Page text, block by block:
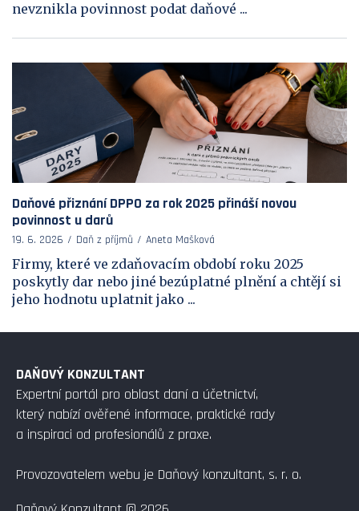
nevznikla povinnost podat daňové ...
Daňové přiznání DPPO za rok 2025 přináší novou
povinnost u darů
19. 6. 2026 Daň z příjmů Aneta Mašková
Firmy, které ve zdaňovacím období roku 2025
poskytly dar nebo jiné bezúplatné plnění a chtějí si
jeho hodnotu uplatnit jako ...
DAŇOVÝ KONZULTANT
Expertní portál pro oblast daní a účetnictví,
který nabízí ověřené informace, praktické rady
a inspiraci od profesionálů z praxe.
Provozovatelem webu je Daňový konzultant, s. r. o.